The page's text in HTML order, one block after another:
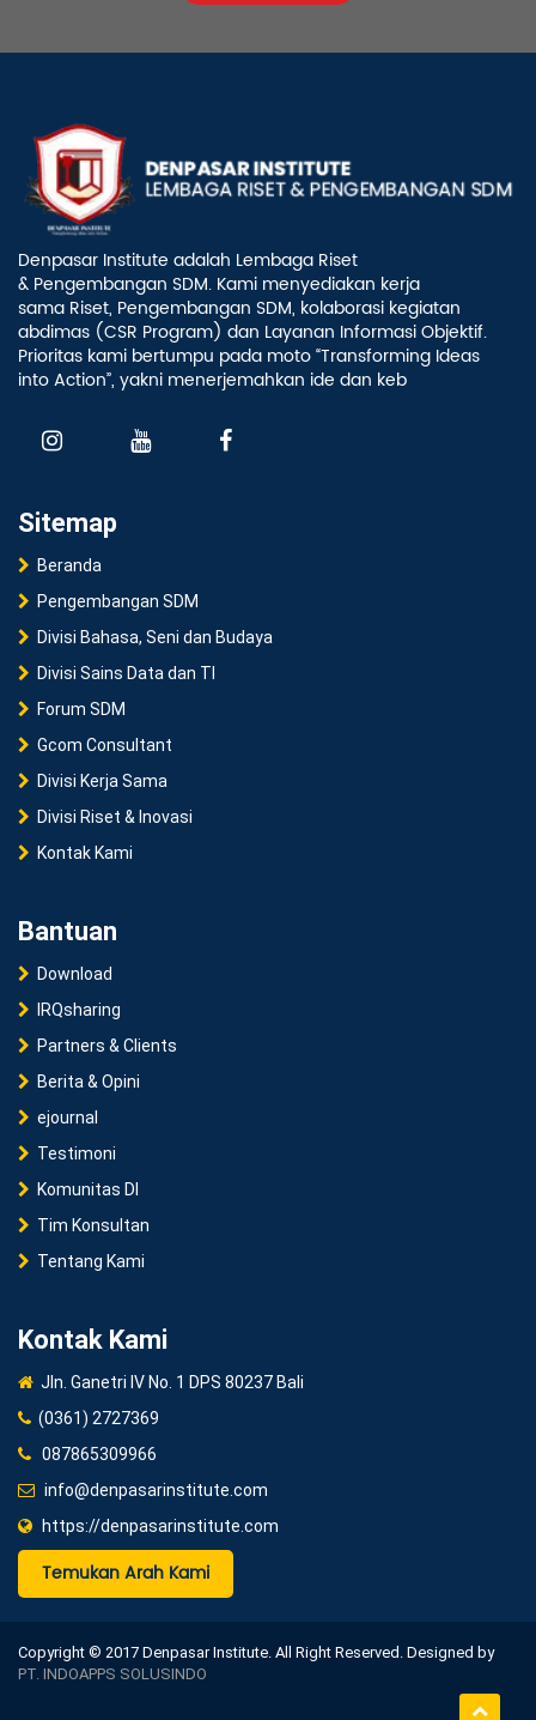
Denpasar Institute adalah Lembaga Riset
& Pengembangan SDM. Kami menyediakan kerja
sama Riset, Pengembangan SDM, kolaborasi kegiatan
abdimas (CSR Program) dan Layanan Informasi Objektif.
Prioritas kami bertumpu pada moto “Transforming Ideas
into Action”, yakni menerjemahkan ide dan keb
Sitemap
Beranda
Pengembangan SDM
Divisi Bahasa, Seni dan Budaya
Divisi Sains Data dan TI
Forum SDM
Gcom Consultant
Divisi Kerja Sama
Divisi Riset & Inovasi
Kontak Kami
Bantuan
Download
IRQsharing
Partners & Clients
Berita & Opini
ejournal
Testimoni
Komunitas DI
Tim Konsultan
Tentang Kami
Kontak Kami
Jln. Ganetri IV No. 1 DPS 80237 Bali
(0361) 2727369
087865309966
info@denpasarinstitute.com
https://denpasarinstitute.com
Temukan Arah Kami
Copyright © 2017 Denpasar Institute. All Right Reserved. Designed by
PT. INDOAPPS SOLUSINDO